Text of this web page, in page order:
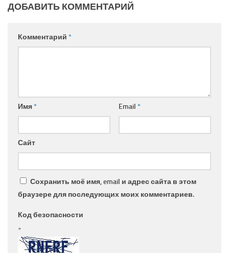
ДОБАВИТЬ КОММЕНТАРИЙ
Комментарий *
Имя* Email *
Сайт
Сохранить моё имя, email и адрес сайта в этом
браузере для последующих моих комментариев.
Код безопасности
*